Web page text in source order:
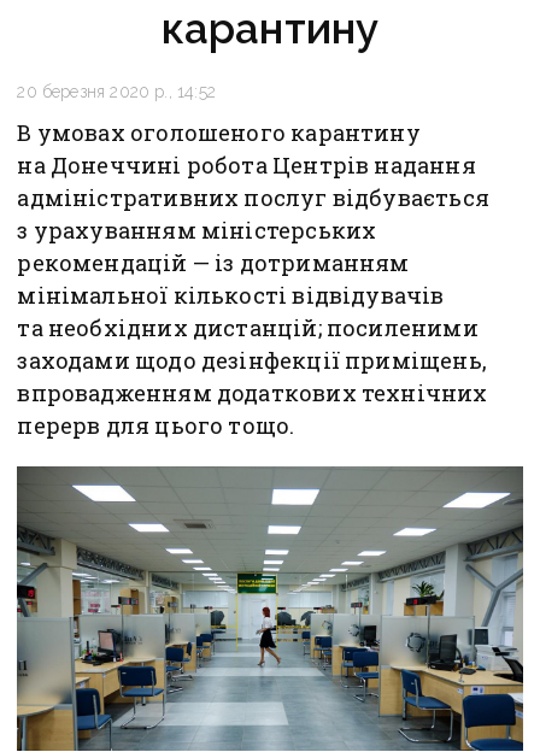
карантину
20 березня 2020 р., 14:52
В умовах оголошеного карантину
на Донеччині робота Центрів надання
адміністративних послуг відбувається
з урахуванням міністерських
рекомендацій — із дотриманням
мінімальної кількості відвідувачів
та необхідних дистанцій; посиленими
заходами щодо дезінфекції приміщень,
впровадженням додаткових технічних
перерв для цього тощо.